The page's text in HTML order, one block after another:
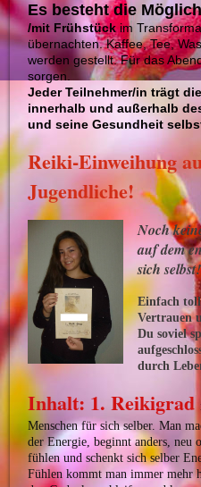
Es besteht die
/mit Frühstückim
übernachten. Kaffee, Tee,
werden gestellt. Für das
sorgen.
Jeder Teilnehmer/in trägt
innerhalb und außerhalb
und seine Gesundheit
Reiki-Einweihung
Jugendliche!
Noch
auf dem
sich selbst!
Einfach
Vertrauen
Du soviel
durch
Inhalt: 1. Reikigrad
Menschen für sich selber. Man
der Energie, beginnt anders, neu
fühlen und schenkt sich selber
Fühlen kommt man immer mehr